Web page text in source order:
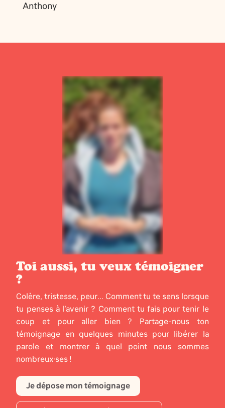
Anthony
Toi aussi, tu veux témoigner
?
Colère, tristesse, peur... Comment tu te sens lorsque
tu penses à l’avenir ? Comment tu fais pour tenir le
coup et pour aller bien ? Partage-nous ton
témoignage en quelques minutes pour libérer la
parole et montrer à quel point nous sommes
nombreux·ses !
Je dépose mon témoignage